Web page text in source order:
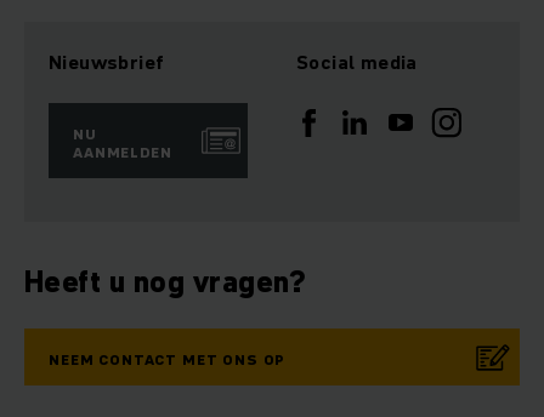
Nieuwsbrief
NU
AANMELDEN
Social media
Heeft u nog vragen?
NEEM CONTACT MET ONS OP